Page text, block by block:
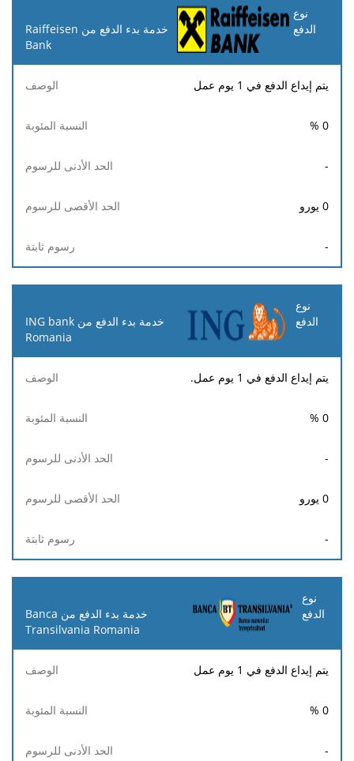
خدمة بدء الدفع من Raiffeisen
Bank
يتم إيداع الدفع في 1 يوم عمل
0
%
-
0 يورو
-
خدمة بدء الدفع من ING bank
Romania
يتم إيداع الدفع في 1 يوم عمل.
0
%
-
0 يورو
-
خدمة بدء الدفع من Banca
Transilvania Romania
يتم إيداع الدفع في 1 يوم عمل
0
%
-